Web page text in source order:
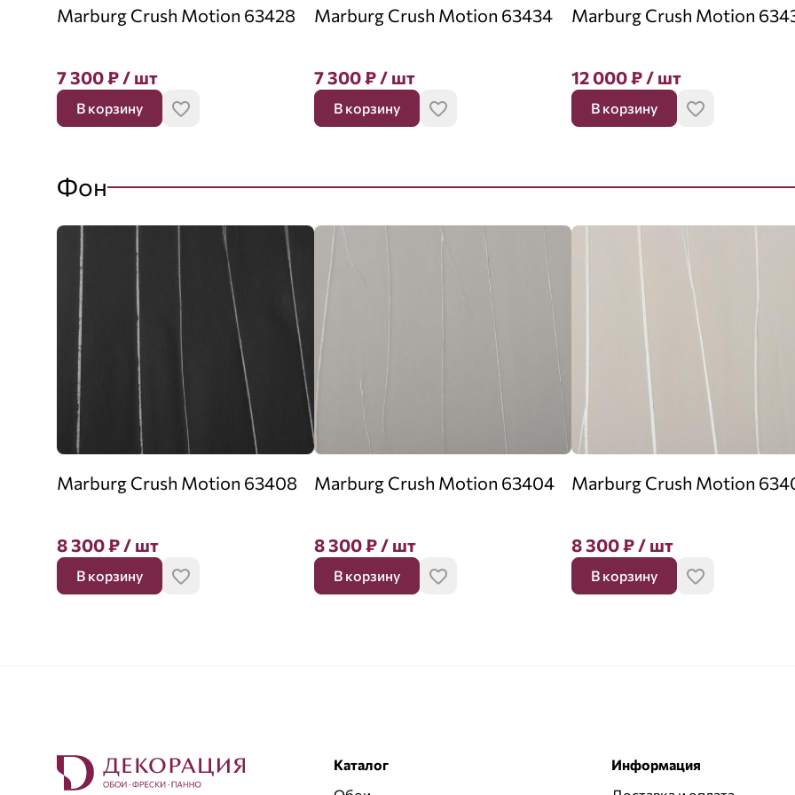
Marburg Crush Motion 63428
7 300₽/ шт
В корзину
Marburg Crush Motion 63434
7 300₽/ шт
В корзину
Marburg Crush Motion
12 000₽/ шт
В корзину
Фон
Marburg Crush Motion 63408
8 300₽/ шт
В корзину
Marburg Crush Motion 63404
8 300₽/ шт
В корзину
Marburg Crush Motion
8 300₽/ шт
В корзину
Каталог
Информация